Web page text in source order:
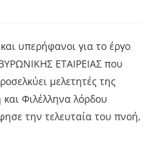
υπερήφανοι για το έργο
ΕΤΑΙΡΕΙΑΣ που
μελετητές της
Φιλέλληνα λόρδου
την τελευταία του πνοή,